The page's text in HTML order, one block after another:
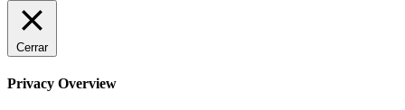
Cerrar
Privacy Overview